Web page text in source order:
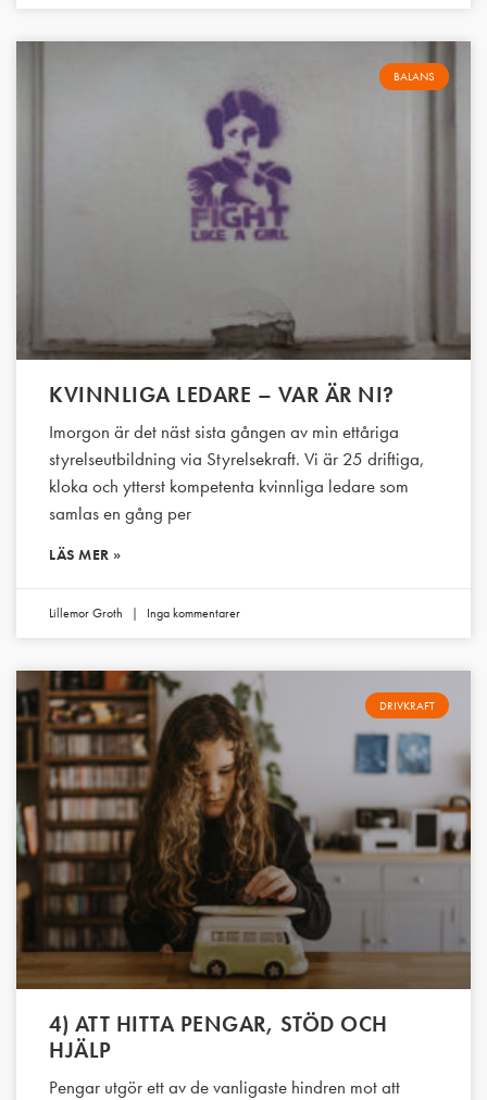
BALANS
KVINNLIGA LEDARE – VAR ÄR NI?
Imorgon är det näst sista gången av min ettåriga
styrelseutbildning via Styrelsekraft. Vi är 25 driftiga,
kloka och ytterst kompetenta kvinnliga ledare som
samlas en gång per
LÄS MER »
Lillemor Groth Inga kommentarer
DRIVKRAFT
4) ATT HITTA PENGAR, STÖD OCH
HJÄLP
Pengar utgör ett av de vanligaste hindren mot att